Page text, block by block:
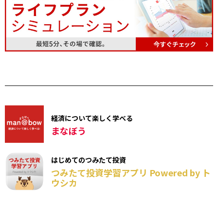
経済について楽しく学べる
まなぼう
はじめてのつみたて投資
つみたて投資学習アプリ Powered by ト
ウシカ